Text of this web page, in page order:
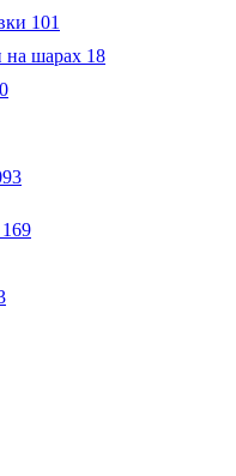
101
на шарах 18
169